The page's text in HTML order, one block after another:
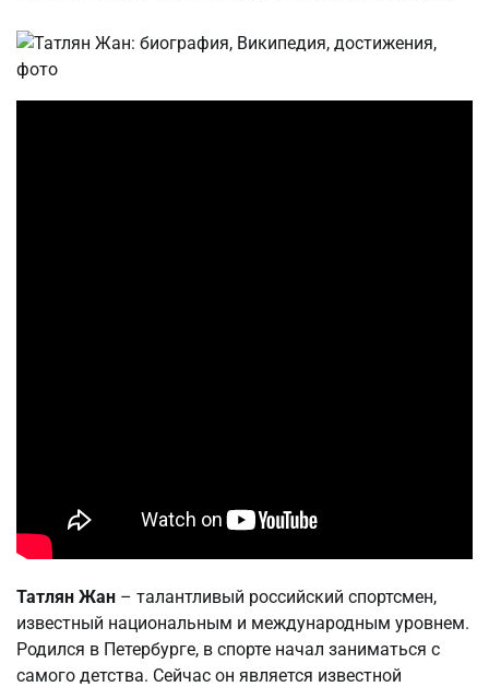
Татлян Жан – талантливый российский спортсмен,
известный национальным и международным уровнем.
Родился в Петербурге, в спорте начал заниматься с
самого детства. Сейчас он является известной